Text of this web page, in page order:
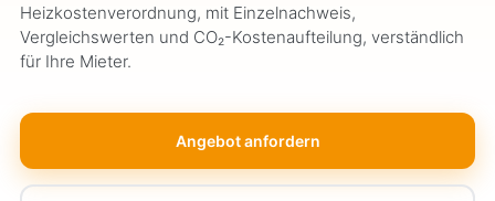
Heizkostenverordnung, mit Einzelnachweis,
Vergleichswerten und CO₂-Kostenaufteilung, verständlich
für Ihre Mieter.
Angebot anfordern